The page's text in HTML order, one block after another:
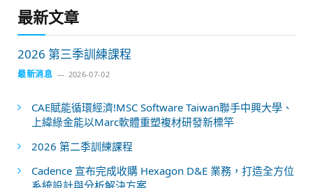
最新文章
2026 第三季訓練課程
最新消息 2026-07-02
CAE賦能循環經濟!MSC Software Taiwan聯手中興大學、
上緯綠金能以Marc軟體重塑複材研發新標竿
2026 第二季訓練課程
Cadence 宣布完成收購 Hexagon D&E 業務，打造全方位
系統設計與分析解決方案